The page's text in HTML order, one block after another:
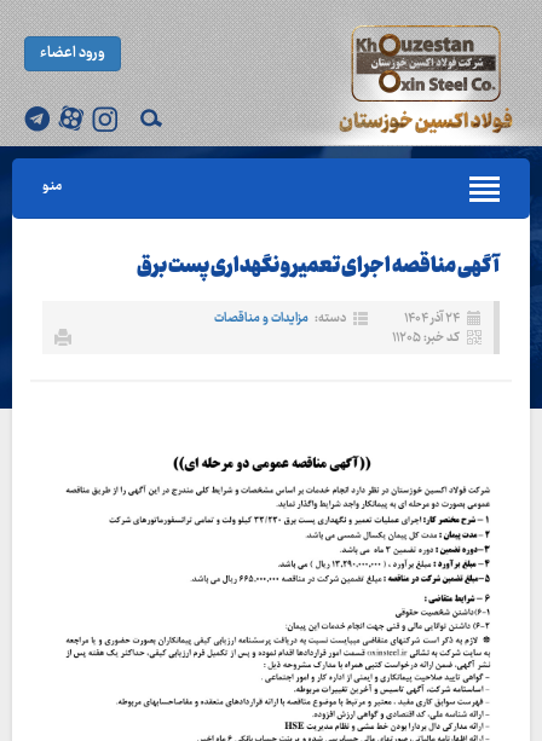
ورود اعضاء
منو
آگهی مناقصه اجرای تعمیر و نگهداری پست برق
۲۴ آذر ۱۴۰۴ دسته: مزایدات و مناقصات
کد خبر: ۱۱۲۰۵